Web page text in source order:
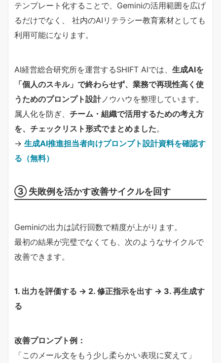
テンプレート化することで、Geminiの活用範囲を広げ
るだけでなく、 社内のAIリテラシー教育素材としても
利用可能になります。
AI経営総合研究所を運営するSHIFT AIでは、 生成AIを
「個人のスキル」で終わらせず、業務で再現性高く使
うためのプロンプト設計ノウハウを整理しています。
属人化を防ぎ、 チーム・組織で活用するための考え方
を、チェックリスト形式でまとめました。
→ 生成AI推進担当者向けプロンプト設計資料を確認す
る（無料）
③ 失敗例を活かす改善サイクルを回す
Geminiの出力は試行回数で精度が上がります。
最初の結果が完璧でなくても、次のようなサイクルで
改善できます。
1. 出力を評価する → 2. 修正指示を出す → 3. 再生成す
る
改善プロンプト例：
「このメール文をもう少し柔らかい表現に変えて」